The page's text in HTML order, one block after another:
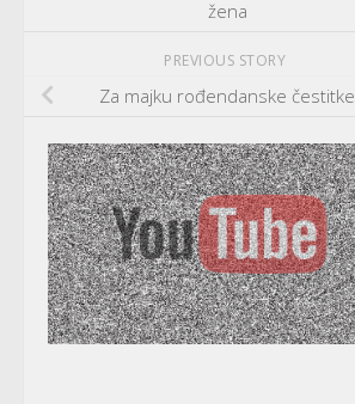
žena
PREVIOUS STORY
Za majku rođendanske čestitke